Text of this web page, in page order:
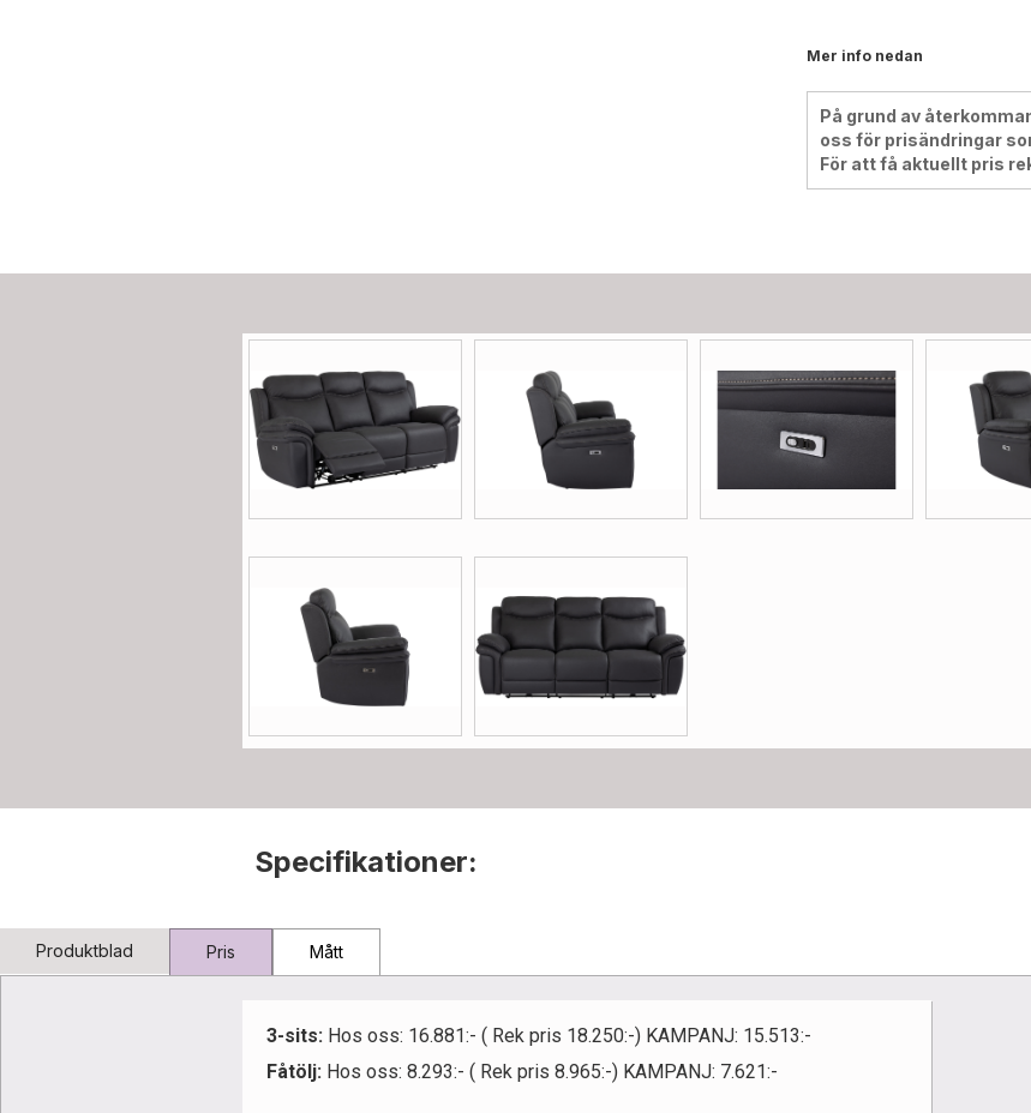
Mer info nedan
På grund av
oss för prisändringar
För att få aktuellt pris
Specifikationer:
Produktblad Pris Mått
3-sits: Hos oss: 16.881:- ( Rek pris 18.250:-) KAMPANJ: 15.513:-
Fåtölj: Hos oss: 8.293:- ( Rek pris 8.965:-) KAMPANJ: 7.621:-